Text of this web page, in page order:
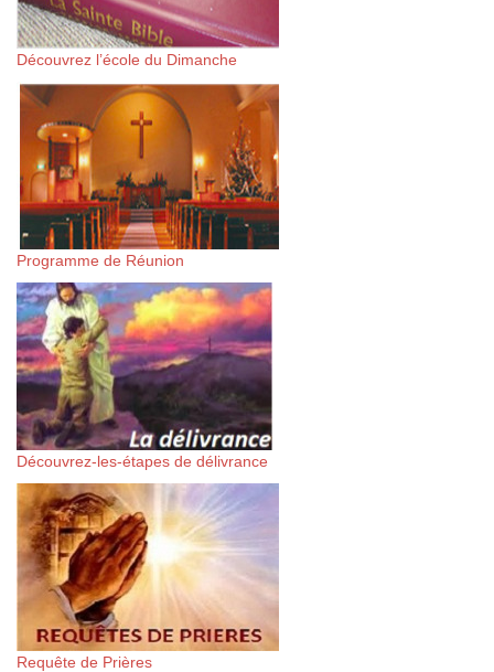
Découvrez l’école du Dimanche
Programme de Réunion
Découvrez-les-étapes de délivrance
Requête de Prières